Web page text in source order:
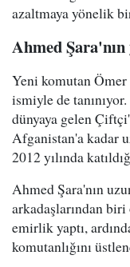
azaltmaya yönelik
Ahmed
Yeni komutan
ismiyle de
dünyaya gelen
Afganistan'a kadar
2012 yılında
Ahmed Şara'nın
arkadaşlarından
emirlik yaptı,
komutanlığını